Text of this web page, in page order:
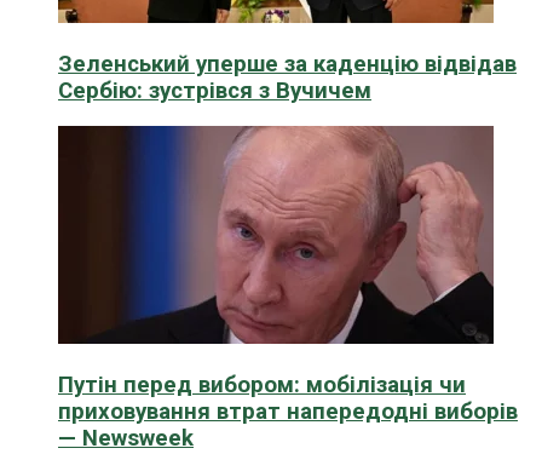
Зеленський уперше за каденцію відвідав
Сербію: зустрівся з Вучичем
Путін перед вибором: мобілізація чи
приховування втрат напередодні виборів
— Newsweek